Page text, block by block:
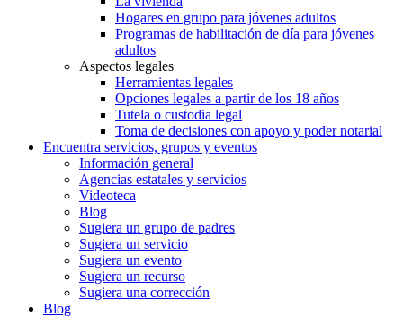
Hogares en grupo para jóvenes adultos
Programas de habilitación de día para jóvenes
adultos
Aspectos legales
Herramientas legales
Opciones legales a partir de los 18 años
Tutela o custodia legal
Toma de decisiones con apoyo y poder notarial
Encuentra servicios, grupos y eventos
Información general
Agencias estatales y servicios
Videoteca
Blog
Sugiera un grupo de padres
Sugiera un servicio
Sugiera un evento
Sugiera un recurso
Sugiera una corrección
Blog